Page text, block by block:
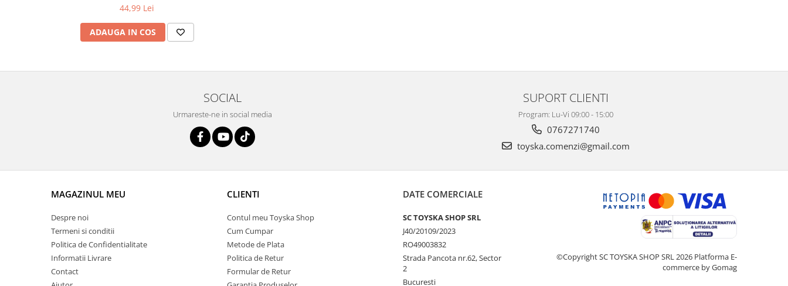
44,99 Lei
ADAUGA IN COS
SOCIAL
Urmareste-ne in social media
SUPORT CLIENTI
Program: Lu-Vi 09:00 - 15:00
0767271740
toyska.comenzi@gmail.com
MAGAZINUL MEU
Despre noi
Termeni si conditii
Politica de Confidentialitate
Informatii Livrare
Contact
CLIENTI
Contul meu Toyska Shop
Cum Cumpar
Metode de Plata
Politica de Retur
Formular de Retur
DATE COMERCIALE
SC TOYSKA SHOP SRL
J40/20109/2023
RO49003832
Strada Pancota nr.62, Sector
2
Bucuresti
©Copyright SC TOYSKA SHOP SRL 2026 Platforma E-
commerce by Gomag